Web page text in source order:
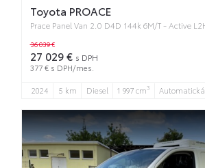
Toyota PROACE
Prace Panel Van 2.0 D4D 144k 6M/T - Active
36 039 €
27 029 € s DPH
377 € s DPH/mes.
2024 5 km Diesel 1 997 cm3 Automatická